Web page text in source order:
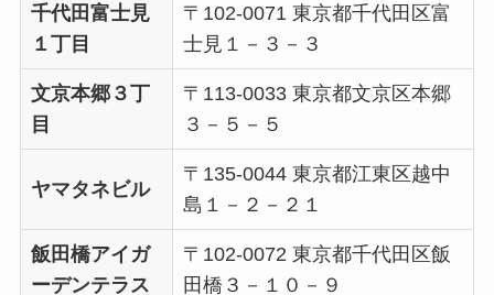
千代田富士見
１丁目
〒102-0071 東京都千代田区富
士見１－３－３
文京本郷３丁
目
〒113-0033 東京都文京区本郷
３－５－５
ヤマタネビル
〒135-0044 東京都江東区越中
島１－２－２１
飯田橋アイガ
ーデンテラス
〒102-0072 東京都千代田区飯
田橋３－１０－９